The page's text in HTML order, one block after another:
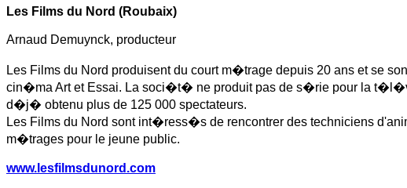
Les Films du Nord (Roubaix)
Arnaud Demuynck, producteur
Les Films du Nord produisent du court m�trage depuis 20 ans et se
cin�ma Art et Essai. La soci�t� ne produit pas de s�rie pour la
d�j� obtenu plus de 125 000 spectateurs.
Les Films du Nord sont int�ress�s de rencontrer des techniciens
m�trages pour le jeune public.
www.lesfilmsdunord.com